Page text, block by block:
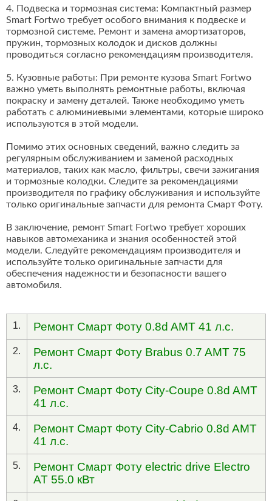
4. Подвеска и тормозная система: Компактный размер
Smart Fortwo требует особого внимания к подвеске и
тормозной системе. Ремонт и замена амортизаторов,
пружин, тормозных колодок и дисков должны
проводиться согласно рекомендациям производителя.
5. Кузовные работы: При ремонте кузова Smart Fortwo
важно уметь выполнять ремонтные работы, включая
покраску и замену деталей. Также необходимо уметь
работать с алюминиевыми элементами, которые широко
используются в этой модели.
Помимо этих основных сведений, важно следить за
регулярным обслуживанием и заменой расходных
материалов, таких как масло, фильтры, свечи зажигания
и тормозные колодки. Следите за рекомендациями
производителя по графику обслуживания и используйте
только оригинальные запчасти для ремонта Смарт Фоту.
В заключение, ремонт Smart Fortwo требует хороших
навыков автомеханика и знания особенностей этой
модели. Следуйте рекомендациям производителя и
используйте только оригинальные запчасти для
обеспечения надежности и безопасности вашего
автомобиля.
1. Ремонт Смарт Фоту 0.8d AMT 41 л.с.
2.
Ремонт Смарт Фоту Brabus 0.7 AMT 75
л.с.
3.
Ремонт Смарт Фоту City-Coupe 0.8d AMT
41 л.с.
4.
Ремонт Смарт Фоту City-Cabrio 0.8d AMT
41 л.с.
5.
Ремонт Смарт Фоту electric drive Electro
AT 55.0 кВт